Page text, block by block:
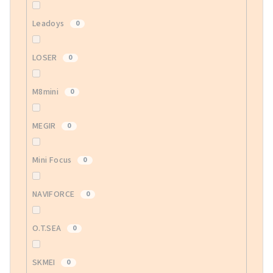
Leadoys 0
LOSER 0
M8mini 0
MEGIR 0
Mini Focus 0
NAVIFORCE 0
O.T.SEA 0
SKMEI 0